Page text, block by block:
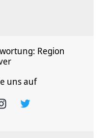
Region
uns auf